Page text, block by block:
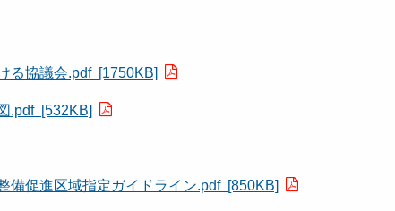
る協議会.pdf [1750KB]
.pdf [532KB]
促進区域指定ガイドライン.pdf [850KB]